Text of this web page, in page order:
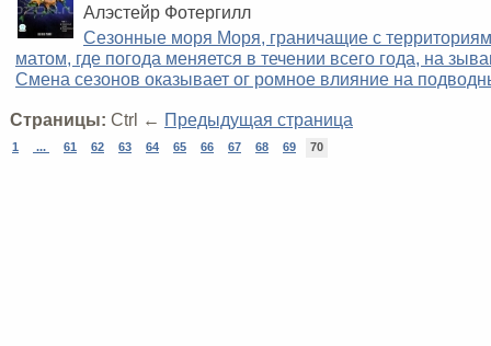
Алэстейр Фотергилл
Сезонные моря Моря, граничащие с
матом, где погода меняется в течении всего года, на
Смена сезонов оказывает ог ромное влияние на
Страницы: Ctrl ← Предыдущая страница
1 ... 61 62 63 64 65 66 67 68 69 70